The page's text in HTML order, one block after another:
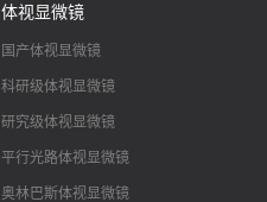
体视显微镜
国产体视显微镜
科研级体视显微镜
研究级体视显微镜
平行光路体视显微镜
奥林巴斯体视显微镜